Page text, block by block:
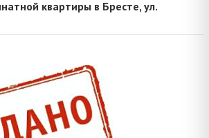
квартиры в Бресте, ул.